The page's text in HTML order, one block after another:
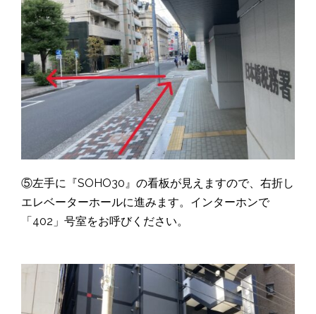
⑤左手に『SOHO30』の看板が見えますので、右折し
エレベーターホールに進みます。インターホンで
「402」号室をお呼びください。